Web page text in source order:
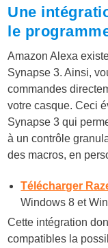
Une
le
Amazon Alexa
Synapse 3. Ainsi,
commandes
votre casque. Ceci
Synapse 3 qui
à un contrôle
des macros, en
Télécharger
Windows 8 et
Cette intégration
compatibles la